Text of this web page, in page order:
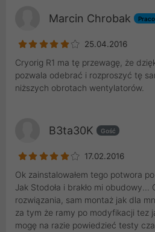
Marcin Chrobak
25.04.2016
Cryorig R1 ma tę przewagę, że
pozwala odebrać i rozproszyć tę
niższych obrotach wentylatorów.
B3ta30K Gość
17.02.2016
Ok zainstalowałem tego potwora
Jak Stodoła i brakło mi obudowy...
rozwiązania, sam montaż jak dla
za tym że ramy po modyfikacji tez
mogę na razie powiedzieć testy